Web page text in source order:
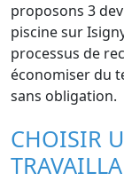
proposons 3
piscine sur
processus de
économiser du
sans obligation.
CHOISIR